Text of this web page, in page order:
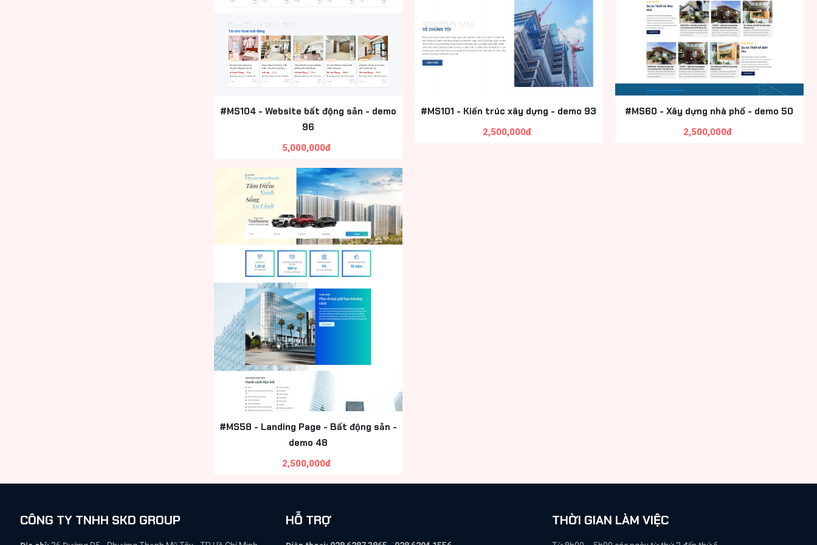
#MS104 - Website bất động sản - demo
96
5,000,000đ
#MS101 - Kiến trúc xây dựng - demo 93
2,500,000đ
#MS60 - Xây dựng nhà phố - demo 50
2,500,000đ
#MS58 - Landing Page - Bất động sản -
demo 48
2,500,000đ
CÔNG TY TNHH SKD GROUP HỖ TRỢ THỜI GIAN LÀM VIỆC